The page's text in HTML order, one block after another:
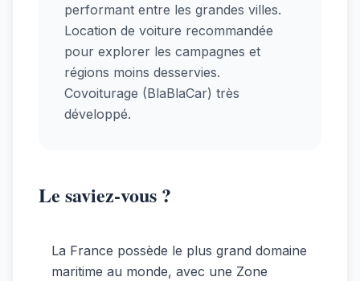
performant entre les grandes villes.
Location de voiture recommandée
pour explorer les campagnes et
régions moins desservies.
Covoiturage (BlaBlaCar) très
développé.
Le saviez-vous ?
La France possède le plus grand domaine
maritime au monde, avec une Zone